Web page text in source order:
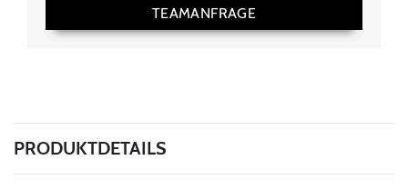
TEAMANFRAGE
PRODUKTDETAILS